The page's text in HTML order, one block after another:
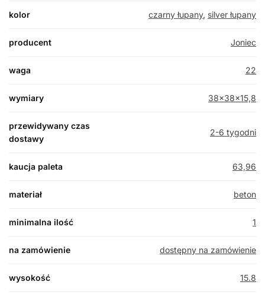
kolor czarny łupany, silver łupany
producent Joniec
waga 22
wymiary 38x38x15,8
przewidywany czas
dostawy
2-6 tygodni
kaucja paleta 63,96
materiał beton
minimalna ilość 1
na zamówienie dostępny na zamówienie
wysokość 15.8